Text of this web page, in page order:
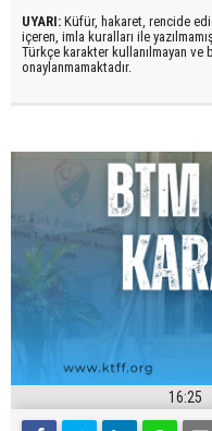
UYARI: Küfür, hakaret, rencide
içeren, imla kuralları ile
Türkçe karakter kullanılmayan ve
onaylanmamaktadır.
16:25